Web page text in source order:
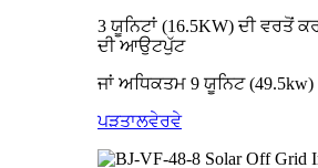
3 ਯੂਨਿਟਾਂ (16.5KW) ਦੀ ਵਰਤੋਂ
ਦੀ ਆਉਟਪੁੱਟ
ਜਾਂ ਅਧਿਕਤਮ 9 ਯੂਨਿਟ (49.5kw)
ਪੜਤਾਲਵੇਰਵੇ